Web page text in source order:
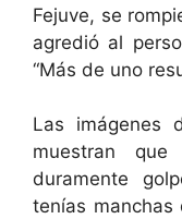
Fejuve, se
agredió al
“Más de uno
Las imágenes
muestran
duramente
tenías manchas